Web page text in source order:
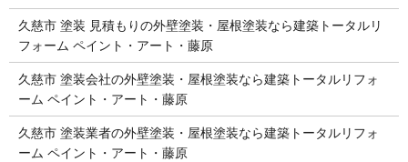
久慈市 塗装 見積もりの外壁塗装・屋根塗装なら建築トータルリ
フォーム ペイント・アート・藤原
久慈市 塗装会社の外壁塗装・屋根塗装なら建築トータルリフォ
ーム ペイント・アート・藤原
久慈市 塗装業者の外壁塗装・屋根塗装なら建築トータルリフォ
ーム ペイント・アート・藤原